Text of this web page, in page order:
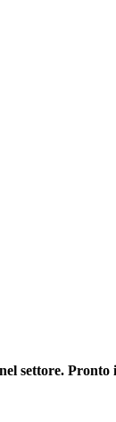
settore. Pronto